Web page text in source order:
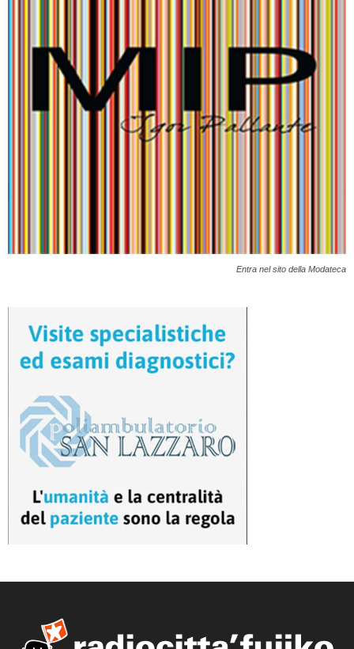
Entra nel sito della Modateca